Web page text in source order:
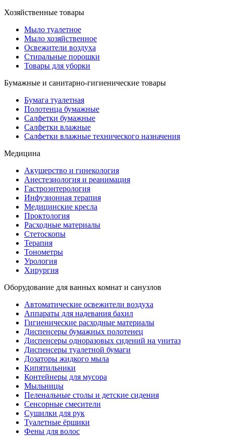
Хозяйственные товары
Мыло туалетное
Мыло хозяйственное
Освежители воздуха
Стиральные порошки
Товары для уборки
Бумажные и санитарно-гигиенические товары
Бумага туалетная
Полотенца бумажные
Салфетки бумажные
Салфетки влажные
Салфетки влажные технического назначения
Медицина
Акушерство и гинекология
Анестезиология и реанимация
Гастроэнтерология
Инфузионная терапия
Медицинские кресла
Проктология
Расходные материалы
Стетоскопы
Терапия
Тонометры
Урология
Хирургия
Оборудование для ванных комнат и санузлов
Автоматические освежители воздуха
Аппараты для надевания бахил
Гигиенические расходные материалы
Диспенсеры бумажных полотенец
Диспенсеры одноразовых сидений на унитаз
Диспенсеры туалетной бумаги
Дозаторы жидкого мыла
Кипятильники
Контейнеры для мусора
Мыльницы
Пеленальные столы и детские сидения
Сенсорные смесители
Сушилки для рук
Туалетные ёршики
Фены для волос